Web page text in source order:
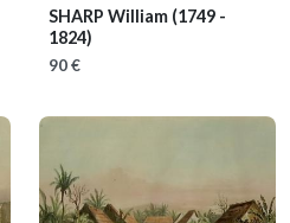
SHARP William (1749 -
1824)
90 €